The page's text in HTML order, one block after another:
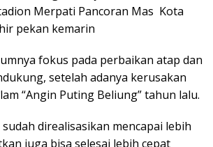
Merpati Pancoran Mas Kota
pekan kemarin
fokus pada perbaikan atap dan
setelah adanya kerusakan
“Angin Puting Beliung” tahun lalu.
direalisasikan mencapai lebih
juga bisa selesai lebih cepat